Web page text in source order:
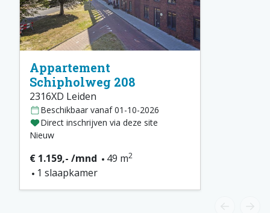
Appartement
Schipholweg 208
2316XD Leiden
Beschikbaar vanaf 01-10-2026
Direct inschrijven via deze site
Nieuw
€ 1.159,- /mnd 49 m2
1 slaapkamer